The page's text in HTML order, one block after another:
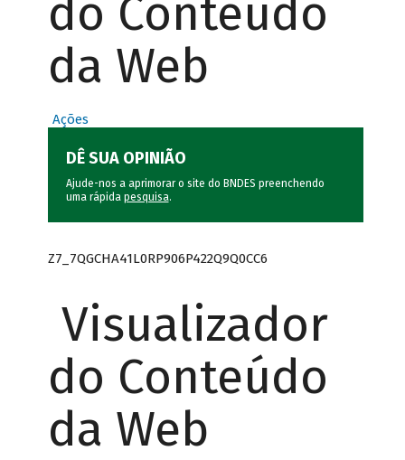
do Conteúdo
da Web
Ações
DÊ SUA OPINIÃO
Ajude-nos a aprimorar o site do BNDES preenchendo
uma rápida pesquisa.
Z7_7QGCHA41L0RP906P422Q9Q0CC6
Visualizador
do Conteúdo
da Web